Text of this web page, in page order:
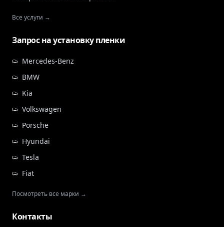
Все услуги →
Запрос на установку пленки
Mercedes-Benz
BMW
Kia
Volkswagen
Porsche
Hyundai
Tesla
Fiat
Посмотреть все марки →
Контакты